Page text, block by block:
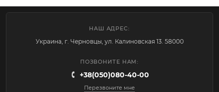
НАШ АДРЕС:
Украина, г. Черновцы, ул. Калиновская 13. 58000
ПОЗВОНИТЕ НАМ:
+38(050)080-40-00
Перезвоните мне